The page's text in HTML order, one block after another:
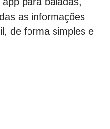
as informações
de forma simples e